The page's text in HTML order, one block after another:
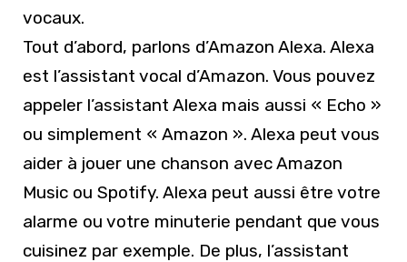
vocaux.
Tout d’abord, parlons d’Amazon Alexa. Alexa
est l’assistant vocal d’Amazon. Vous pouvez
appeler l’assistant Alexa mais aussi « Echo »
ou simplement « Amazon ». Alexa peut vous
aider à jouer une chanson avec Amazon
Music ou Spotify. Alexa peut aussi être votre
alarme ou votre minuterie pendant que vous
cuisinez par exemple. De plus, l’assistant